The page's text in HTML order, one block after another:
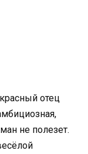
отец
не полезет.